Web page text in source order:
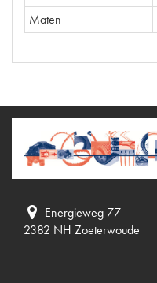
Maten
Energieweg 77
2382 NH Zoeterwoude